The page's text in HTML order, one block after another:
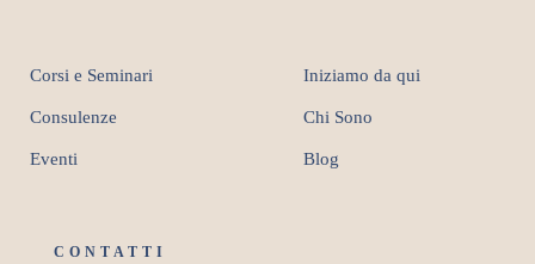
Corsi e Seminari
Consulenze
Eventi
Iniziamo da qui
Chi Sono
Blog
CONTATTI